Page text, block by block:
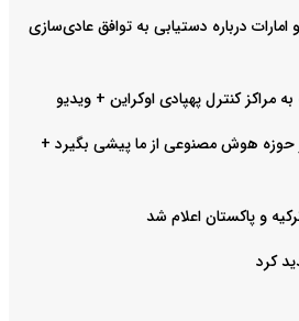
درباره دستیابی به توافق عادی‌سازی
کنترل پهپادی اوکراین + ویدیو
هوش مصنوعی از ما پیشی بگیرد +
و پاکستان اعلام شد
کرد